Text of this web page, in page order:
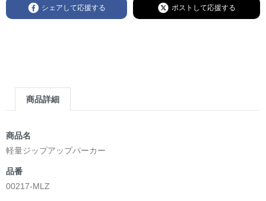
＜著者＞ 凛々風 猛 -リリカゼタケル
日本語版: https://amzn.asia/d/7GbUq3Z
[主人公である小説家の遺作]を絵本化。
＜小説/絵本版＞ 凛々風猛 -ririkazetakeru
英語版: https://amzn.asia/d/8u7Cebe
＿＿＿＿＿＿＿＿＿＿＿＿＿＿＿＿＿＿＿＿＿＿
＜著者: 絵本/挿画作成＞ 凛々風 猛 -リリカゼタケル
日本語版: https://amzn.asia/d/8oNk92Q
シェアして応援する ポストして応援する
商品詳細
商品名
軽量ジップアップパーカー
品番
00217-MLZ